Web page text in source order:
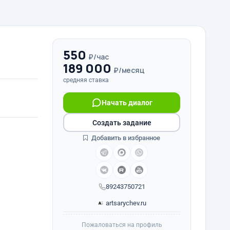
550 ₽/час
189 000 ₽/месяц
средняя ставка
89243750721
Начать диалог
artsarychev.ru
Создать задание
Добавить в избранное
Пожаловаться на профиль